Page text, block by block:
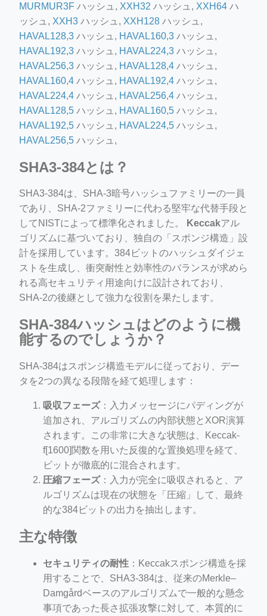
feed-calculator
MURMUR3F ハッシュ, XXH32 ハッシュ, XXH64 ハ
ッシュ, XXH3 ハッシュ, XXH128 ハッシュ,
HAVAL128,3 ハッシュ, HAVAL160,3 ハッシュ,
HAVAL192,3 ハッシュ, HAVAL224,3 ハッシュ,
HAVAL256,3 ハッシュ, HAVAL128,4 ハッシュ,
HAVAL160,4 ハッシュ, HAVAL192,4 ハッシュ,
HAVAL224,4 ハッシュ, HAVAL256,4 ハッシュ,
HAVAL128,5 ハッシュ, HAVAL160,5 ハッシュ,
HAVAL192,5 ハッシュ, HAVAL224,5 ハッシュ,
HAVAL256,5 ハッシュ,
SHA3-384とは？
SHA3-384は、SHA-3暗号ハッシュファミリーの一員
であり、SHA-2ファミリーに代わる堅牢な代替手段と
してNISTによって標準化されました。
Keccakアル
ゴリズムに基づいており、独自の「スポンジ構造」設
計を採用しています。384ビットのハッシュダイジェ
ストを生成し、衝突耐性と効率性のバランスが求めら
れる高セキュリティ用途向けに設計されており、
SHA-2の後継として強力な役割を果たします。
SHA-384ハッシュはどのように機
能するのでしょうか？
SHA-384はスポンジ構造モデルに従っており、デー
タを2つの異なる段階を経て処理します：
吸収フェーズ：入力メッセージにパディングが
追加され、アルゴリズムの内部状態とXOR演算
されます。この非常に大きな状態は、Keccak-
f[1600]関数を用いた反復的な置換処理を経て、
ビットが徹底的に混合されます。
圧縮フェーズ：入力が完全に吸収されると、ア
ルゴリズムは現在の状態を「圧縮」して、最終
的な384ビットの出力を抽出します。
主な特徴
セキュリティの耐性 ：Keccakスポンジ構造を採
用することで、SHA3-384は、従来のMerkle–
Damgårdベースのアルゴリズムで一般的な懸念
事項であった長さ拡張攻撃に対して、本質的に